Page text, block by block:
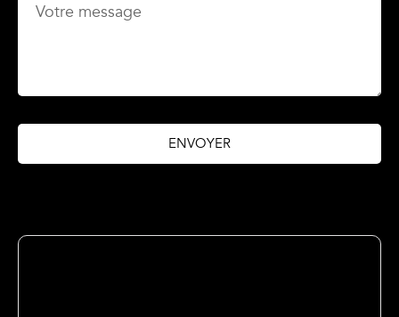
ENVOYER